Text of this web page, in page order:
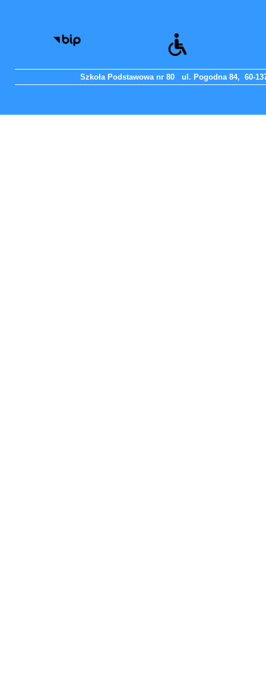
Szkoła Podstawowa nr 80 ul. Pogodna 84, 60-